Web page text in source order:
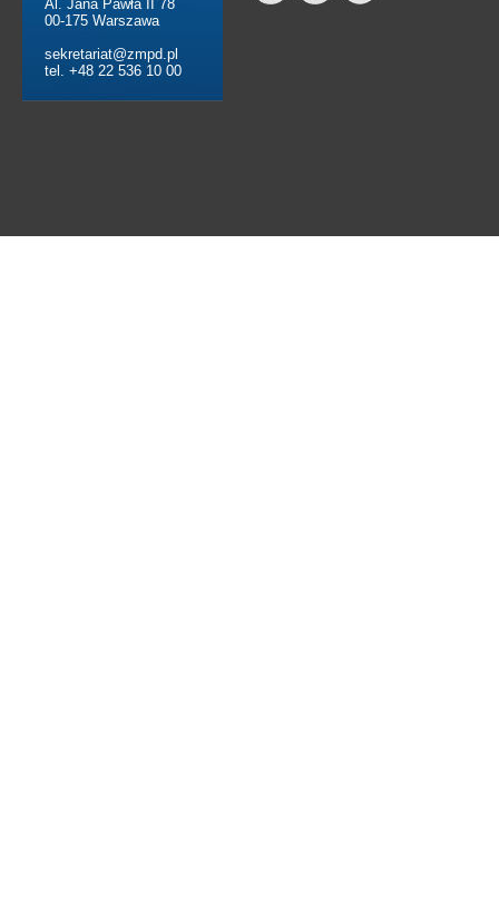
Al. Jana Pawła II 78
00-175 Warszawa
sekretariat@zmpd.pl
tel. +48 22 536 10 00